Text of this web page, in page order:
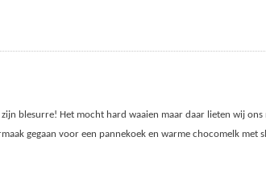
blesurre! Het mocht hard waaien maar daar lieten wij
gegaan voor een pannekoek en warme chocomelk met